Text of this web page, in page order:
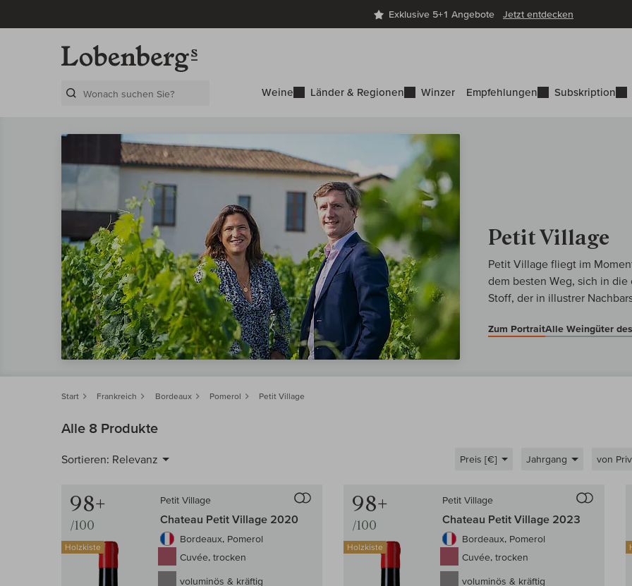
Exklusive 5+1 Angebote Jetzt entdecken
Weine Länder & Regionen Winzer Empfehlungen Subskription
Petit Village
Petit Village fliegt im
dem besten Weg, sich in
Stoff, der in illustrer
Zum PortraitAlle Weingüter
Start Frankreich Bordeaux Pomerol Petit Village
Alle 8 Produkte
Sortieren: Relevanz Preis [€] Jahrgang von
98+
/100
Holzkiste
Petit Village
Chateau Petit Village 2020
Bordeaux, Pomerol
Cuvée, trocken
voluminös & kräftig
98+
/100
Holzkiste
Petit Village
Chateau Petit Village 2023
Bordeaux, Pomerol
Cuvée, trocken
voluminös & kräftig